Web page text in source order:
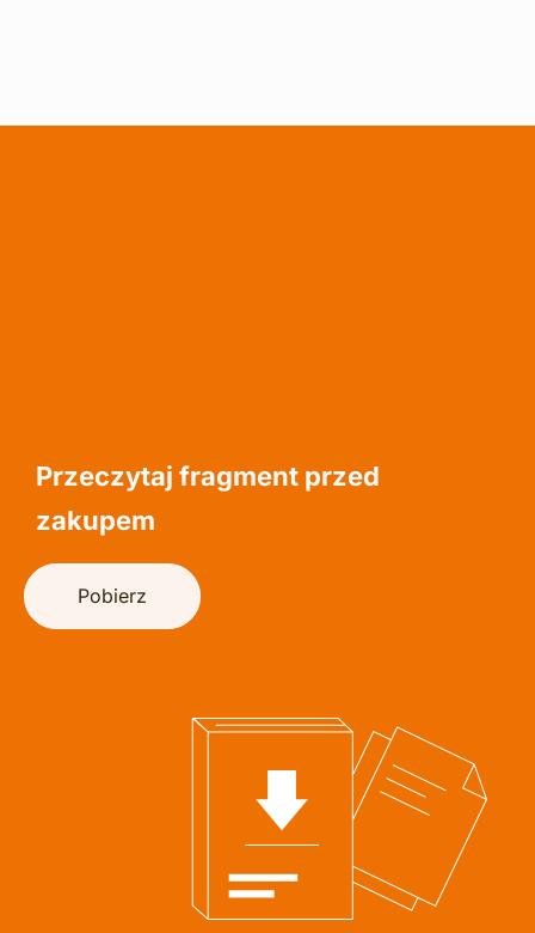
Przeczytaj fragment przed
zakupem
Pobierz